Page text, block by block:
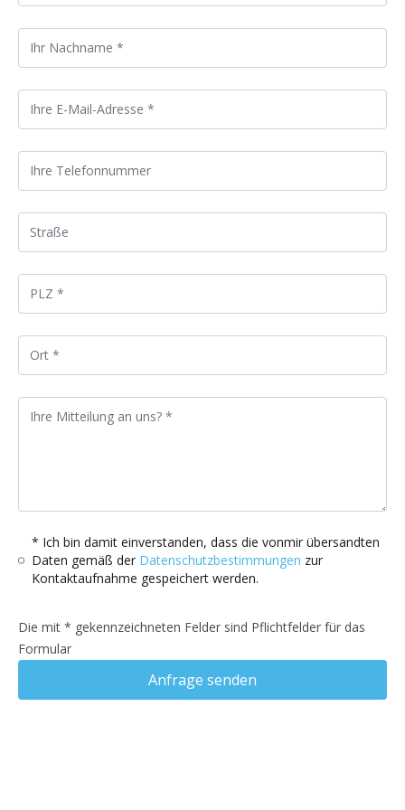
* Ich bin damit einverstanden, dass die vonmir übersandten
Daten gemäß der Datenschutzbestimmungen zur
Kontaktaufnahme gespeichert werden.
Die mit * gekennzeichneten Felder sind Pflichtfelder für das
Formular
Anfrage senden